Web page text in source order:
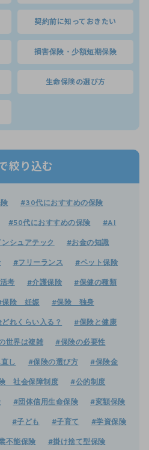
契約前に知っておきたい
損害保険・少額短期保険
生命保険の選び方
絞り込む
#30代におすすめの保険
#50代におすすめの保険 #AI
シュアテック #お金の知識
#フリーランス #ペット保険
考 #介護保険 #保健の種類
保険 妊娠 #保険 独身
れくらい入る？ #保険と健康
世界は複雑 #保険の必要性
し #保険の選び方 #保険金
社会保障制度 #公的制度
#団体信用生命保険 #変額保険
#子ども #子育て #学資保険
不能保険 #掛け捨て型保険